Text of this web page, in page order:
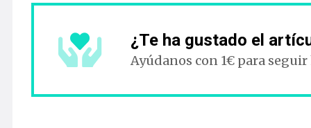
¿Te ha gustado el
Ayúdanos con 1€ para